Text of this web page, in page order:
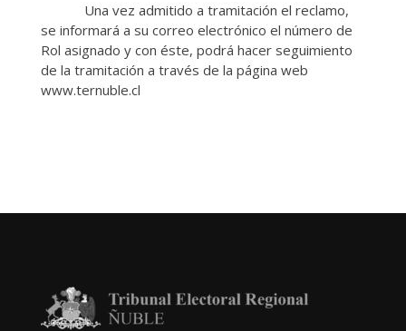
Una vez admitido a tramitación el reclamo,
se informará a su correo electrónico el número de
Rol asignado y con éste, podrá hacer seguimiento
de la tramitación a través de la página web
www.ternuble.cl